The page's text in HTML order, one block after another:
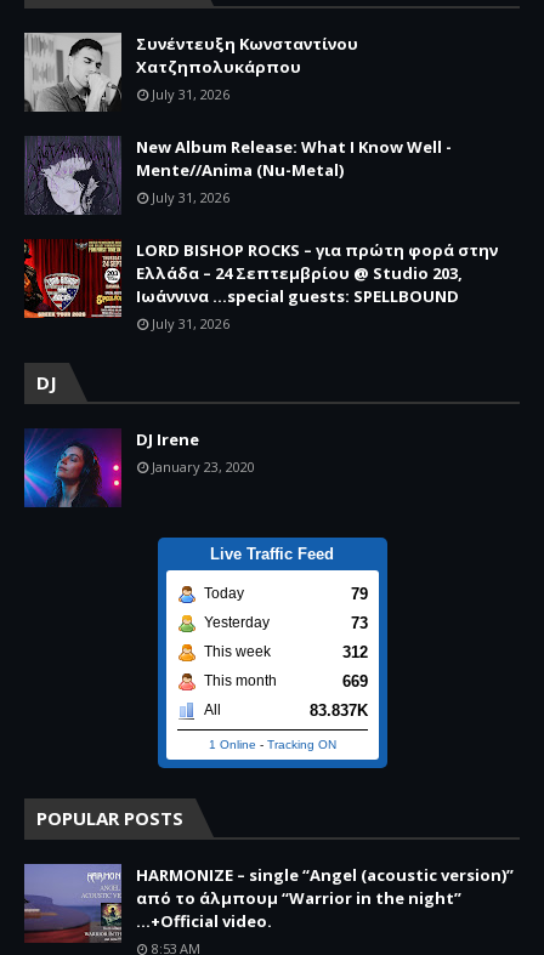
Συνέντευξη Κωνσταντίνου
Χατζηπολυκάρπου
July 31, 2026
New Album Release: What I Know Well -
Mente//Anima (Nu-Metal)
July 31, 2026
LORD BISHOP ROCKS – για πρώτη φορά στην
Ελλάδα – 24 Σεπτεμβρίου @ Studio 203,
Ιωάννινα …special guests: SPELLBOUND
July 31, 2026
DJ
DJ Irene
January 23, 2020
Live Traffic Feed
Today 79
Yesterday 73
This week 312
This month 669
All 83.837K
1 Online - Tracking ON
POPULAR POSTS
HARMONIZE – single “Angel (acoustic version)”
από το άλμπουμ “Warrior in the night”
...+Official video.
8:53 AM